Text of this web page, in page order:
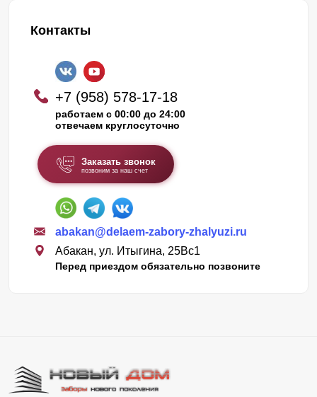
Контакты
+7 (958) 578-17-18
работаем с 00:00 до 24:00
отвечаем круглосуточно
Заказать звонок
позвоним за наш счет
abakan@delaem-zabory-zhalyuzi.ru
Абакан, ул. Итыгина, 25Вс1
Перед приездом обязательно позвоните